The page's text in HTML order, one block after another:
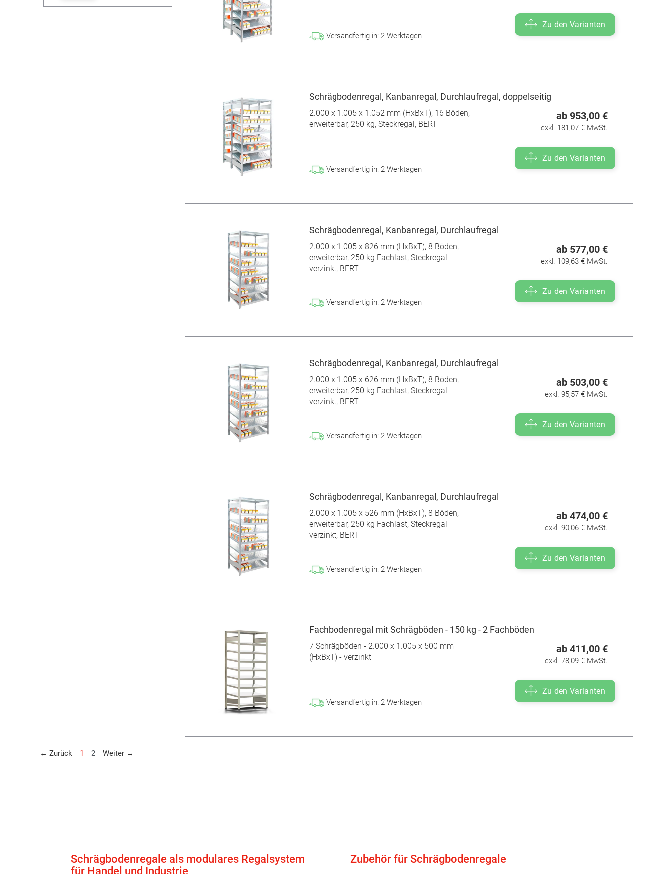
Versandfertig in: 2 Werktagen
Zu den Varianten
Schrägbodenregal, Kanbanregal, Durchlaufregal, doppelseitig
2.000 x 1.005 x 1.052 mm (HxBxT), 16 Böden,
erweiterbar, 250 kg, Steckregal, BERT
Versandfertig in: 2 Werktagen
ab 953,00 €
exkl. 181,07 € MwSt.
Zu den Varianten
Schrägbodenregal, Kanbanregal, Durchlaufregal
2.000 x 1.005 x 826 mm (HxBxT), 8 Böden,
erweiterbar, 250 kg Fachlast, Steckregal
verzinkt, BERT
Versandfertig in: 2 Werktagen
ab 577,00 €
exkl. 109,63 € MwSt.
Zu den Varianten
Schrägbodenregal, Kanbanregal, Durchlaufregal
2.000 x 1.005 x 626 mm (HxBxT), 8 Böden,
erweiterbar, 250 kg Fachlast, Steckregal
verzinkt, BERT
Versandfertig in: 2 Werktagen
ab 503,00 €
exkl. 95,57 € MwSt.
Zu den Varianten
Schrägbodenregal, Kanbanregal, Durchlaufregal
2.000 x 1.005 x 526 mm (HxBxT), 8 Böden,
erweiterbar, 250 kg Fachlast, Steckregal
verzinkt, BERT
Versandfertig in: 2 Werktagen
ab 474,00 €
exkl. 90,06 € MwSt.
Zu den Varianten
Fachbodenregal mit Schrägböden - 150 kg - 2 Fachböden
7 Schrägböden - 2.000 x 1.005 x 500 mm
(HxBxT) - verzinkt
Versandfertig in: 2 Werktagen
ab 411,00 €
exkl. 78,09 € MwSt.
Zu den Varianten
← Zurück 1 2 Weiter →
Schrägbodenregale als modulares Regalsystem
für Handel und Industrie
Zubehör für Schrägbodenregale